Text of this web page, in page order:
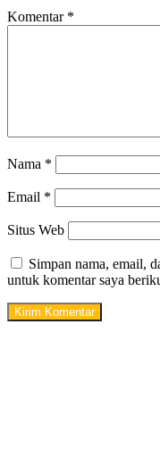
Komentar *
Nama *
Email *
Situs Web
Simpan nama, email,
untuk komentar saya